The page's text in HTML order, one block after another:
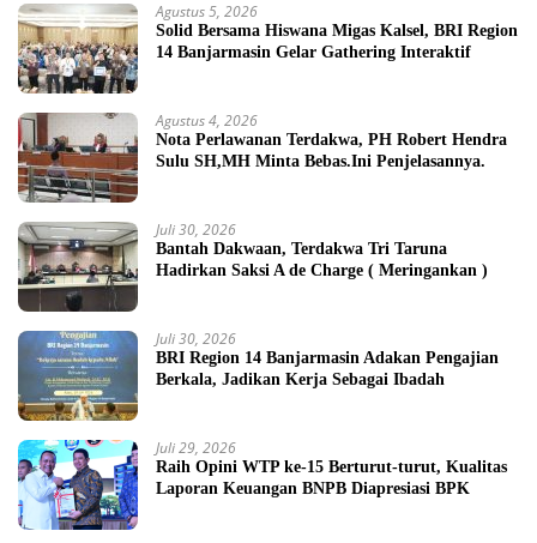
Agustus 5, 2026
Solid Bersama Hiswana Migas Kalsel, BRI Region
14 Banjarmasin Gelar Gathering Interaktif
Agustus 4, 2026
Nota Perlawanan Terdakwa, PH Robert Hendra
Sulu SH,MH Minta Bebas.Ini Penjelasannya.
Juli 30, 2026
Bantah Dakwaan, Terdakwa Tri Taruna
Hadirkan Saksi A de Charge ( Meringankan )
Juli 30, 2026
BRI Region 14 Banjarmasin Adakan Pengajian
Berkala, Jadikan Kerja Sebagai Ibadah
Juli 29, 2026
Raih Opini WTP ke-15 Berturut-turut, Kualitas
Laporan Keuangan BNPB Diapresiasi BPK